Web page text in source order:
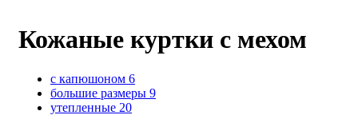
Кожаные куртки с мехом
с капюшоном 6
большие размеры 9
утепленные 20